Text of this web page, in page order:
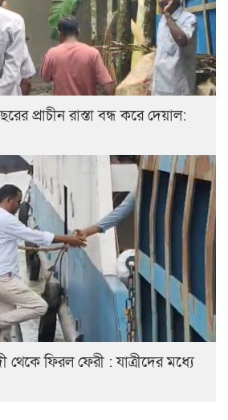
প্রাচীন রাস্তা বন্ধ করে দেয়াল:
ফিরল ফেরী : যাত্রীদের মধ্যে